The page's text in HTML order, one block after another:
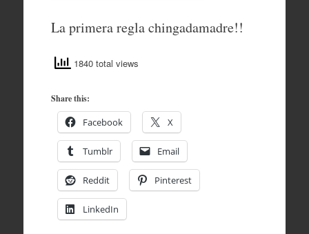
La primera regla chingadamadre!!
1840 total views
Share this:
Facebook X
Tumblr Email
Reddit Pinterest
LinkedIn